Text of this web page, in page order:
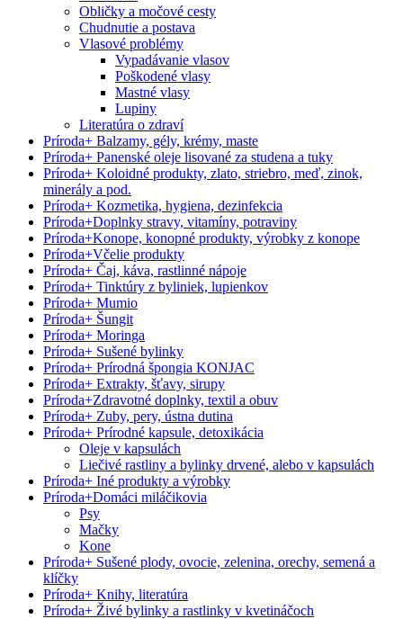
Obličky a močové cesty
Chudnutie a postava
Vlasové problémy
Vypadávanie vlasov
Poškodené vlasy
Mastné vlasy
Lupiny
Literatúra o zdraví
Príroda+ Balzamy, gély, krémy, maste
Príroda+ Panenské oleje lisované za studena a tuky
Príroda+ Koloidné produkty, zlato, striebro, meď, zinok,
minerály a pod.
Príroda+ Kozmetika, hygiena, dezinfekcia
Príroda+Doplnky stravy, vitamíny, potraviny
Príroda+Konope, konopné produkty, výrobky z konope
Príroda+Včelie produkty
Príroda+ Čaj, káva, rastlinné nápoje
Príroda+ Tinktúry z byliniek, lupienkov
Príroda+ Mumio
Príroda+ Šungit
Príroda+ Moringa
Príroda+ Sušené bylinky
Príroda+ Prírodná špongia KONJAC
Príroda+ Extrakty, šťavy, sirupy
Príroda+Zdravotné doplnky, textil a obuv
Príroda+ Zuby, pery, ústna dutina
Príroda+ Prírodné kapsule, detoxikácia
Oleje v kapsulách
Liečivé rastliny a bylinky drvené, alebo v kapsulách
Príroda+ Iné produkty a výrobky
Príroda+Domáci miláčikovia
Psy
Mačky
Kone
Príroda+ Sušené plody, ovocie, zelenina, orechy, semená a
klíčky
Príroda+ Knihy, literatúra
Príroda+ Živé bylinky a rastlinky v kvetináčoch